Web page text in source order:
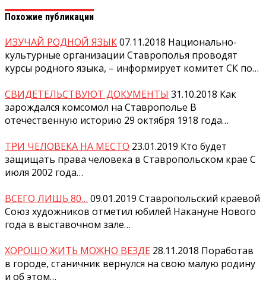
Похожие публикации
ИЗУЧАЙ РОДНОЙ ЯЗЫК07.11.2018 Национально-
культурные организации Ставрополья проводят
курсы родного языка, – информирует комитет СК по…
СВИДЕТЕЛЬСТВУЮТ ДОКУМЕНТЫ 31.10.2018 Как
зарождался комсомол на Ставрополье В
отечественную историю 29 октября 1918 года…
ТРИ ЧЕЛОВЕКА НА МЕСТО 23.01.2019 Кто будет
защищать права человека в Ставропольском крае С
июля 2002 года…
ВСЕГО ЛИШЬ 80… 09.01.2019 Ставропольский краевой
Союз художников отметил юбилей Накануне Нового
года в выставочном зале…
ХОРОШО ЖИТЬ МОЖНО ВЕЗДЕ 28.11.2018 Поработав
в городе, станичник вернулся на свою малую родину
и об этом…